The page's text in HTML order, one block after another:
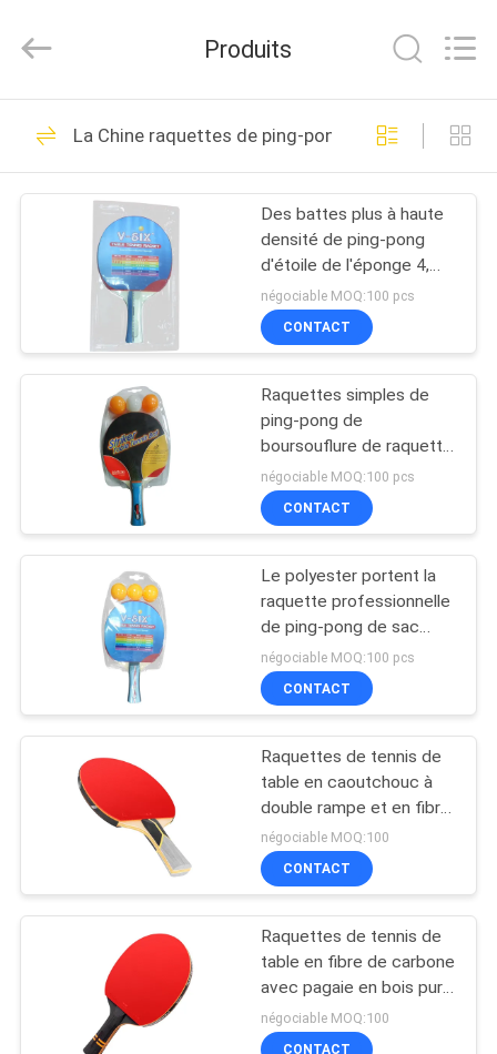
MAISON
PRODUITS
PROPOS
DE
CONTRÔLE
LA
QUALITÉ
CONTACTER
DEMANDEZ
Dunya
Sports
Rights
Tableau pliable de
ping-pong
37
Tableau de ping-
pong de
concurrence
12
raquettes de ping-
pong
132
Tableau d'intérieur
de ping-pong
Produits
La Chine raquettes de ping-pong
Des battes plus à haute
densité de ping-pong
d'étoile de l'éponge 4,
ping-pong portatif réglé
pour la formation
négociable MOQ:100 pcs
CONTACT
Raquettes simples de
ping-pong de
boursouflure de raquette
avec 3 boules pour la
récréation de famille
négociable MOQ:100 pcs
CONTACT
Le polyester portent la
raquette professionnelle
de ping-pong de sac
avec la longue éponge
de poignée
négociable MOQ:100 pcs
CONTACT
Raquettes de tennis de
table en caoutchouc à
double rampe et en fibre
de carbone avec
matériau de lame
négociable MOQ:100
CONTACT
Raquettes de tennis de
table en fibre de carbone
avec pagaie en bois pur
et fond en bois naturel
négociable MOQ:100
CONTACT